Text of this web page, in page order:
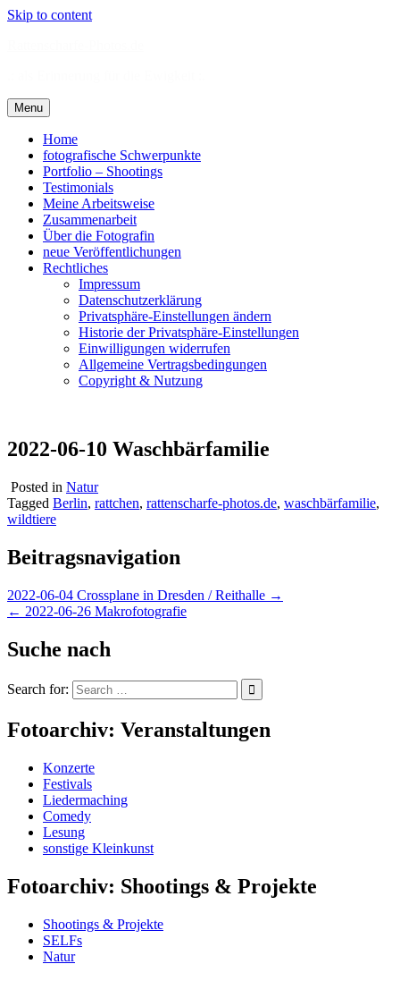
Skip to content
Menu
Home
fotografische Schwerpunkte
Portfolio – Shootings
Testimonials
Meine Arbeitsweise
Zusammenarbeit
Über die Fotografin
neue Veröffentlichungen
Rechtliches
Impressum
Datenschutzerklärung
Privatsphäre-Einstellungen ändern
Historie der Privatsphäre-Einstellungen
Einwilligungen widerrufen
Allgemeine Vertragsbedingungen
Copyright & Nutzung
2022-06-10 Waschbärfamilie
Posted in Natur
Tagged Berlin, rattchen, rattenscharfe-photos.de, waschbärfamilie,
wildtiere
Beitragsnavigation
2022-06-04 Crossplane in Dresden / Reithalle →
← 2022-06-26 Makrofotografie
Suche nach
Search for:
Fotoarchiv: Veranstaltungen
Konzerte
Festivals
Liedermaching
Comedy
Lesung
sonstige Kleinkunst
Fotoarchiv: Shootings & Projekte
Shootings & Projekte
SELFs
Natur